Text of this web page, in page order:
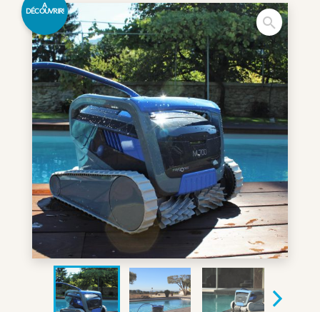
A
DÉCOUVRIR!